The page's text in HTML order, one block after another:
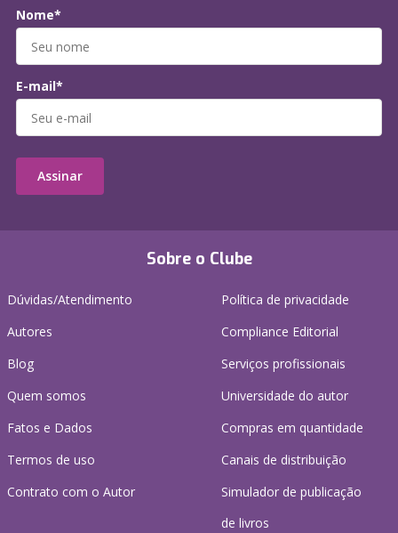
Sobre o Clube
Dúvidas/Atendimento
Autores
Blog
Quem somos
Fatos e Dados
Termos de uso
Contrato com o Autor
Política de privacidade
Compliance Editorial
Serviços profissionais
Universidade do autor
Compras em quantidade
Canais de distribuição
Simulador de publicação
de livros
Nome*
E-mail*
Assinar